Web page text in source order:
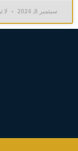
سبتمبر 8, 2024 لا